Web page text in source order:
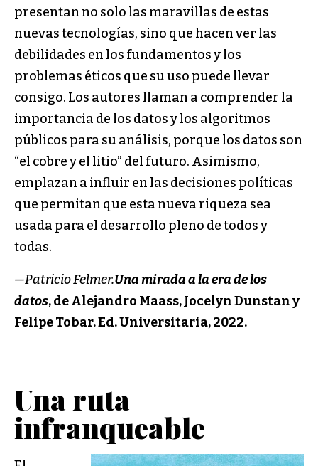
presentan no solo las maravillas de estas
nuevas tecnologías, sino que hacen ver las
debilidades en los fundamentos y los
problemas éticos que su uso puede llevar
consigo. Los autores llaman a comprender la
importancia de los datos y los algoritmos
públicos para su análisis, porque los datos son
“el cobre y el litio” del futuro. Asimismo,
emplazan a influir en las decisiones políticas
que permitan que esta nueva riqueza sea
usada para el desarrollo pleno de todos y
todas.
—Patricio Felmer.Una mirada a la era de los
datos, de Alejandro Maass, Jocelyn Dunstan y
Felipe Tobar. Ed. Universitaria, 2022.
Una ruta
infranqueable